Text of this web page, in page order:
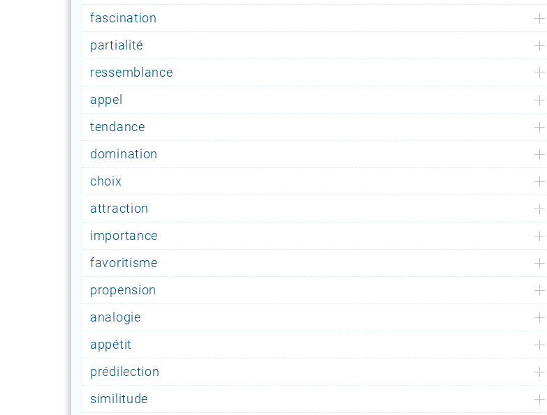
fascination
partialité
ressemblance
appel
tendance
domination
choix
attraction
importance
favoritisme
propension
analogie
appétit
prédilection
similitude